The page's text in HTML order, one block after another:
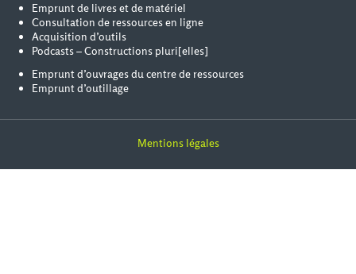
Emprunt de livres et de matériel
Consultation de ressources en ligne
Acquisition d’outils
Podcasts – Constructions pluri[elles]
Emprunt d’ouvrages du centre de ressources
Emprunt d’outillage
Mentions légales